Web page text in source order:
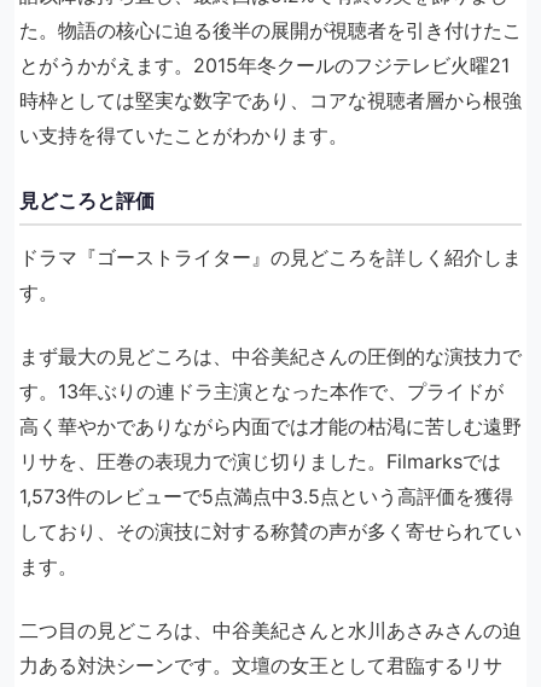
た。物語の核心に迫る後半の展開が視聴者を引き付けたこ
とがうかがえます。2015年冬クールのフジテレビ火曜21
時枠としては堅実な数字であり、コアな視聴者層から根強
い支持を得ていたことがわかります。
見どころと評価
ドラマ『ゴーストライター』の見どころを詳しく紹介しま
す。
まず最大の見どころは、中谷美紀さんの圧倒的な演技力で
す。13年ぶりの連ドラ主演となった本作で、プライドが
高く華やかでありながら内面では才能の枯渇に苦しむ遠野
リサを、圧巻の表現力で演じ切りました。Filmarksでは
1,573件のレビューで5点満点中3.5点という高評価を獲得
しており、その演技に対する称賛の声が多く寄せられてい
ます。
二つ目の見どころは、中谷美紀さんと水川あさみさんの迫
力ある対決シーンです。文壇の女王として君臨するリサ